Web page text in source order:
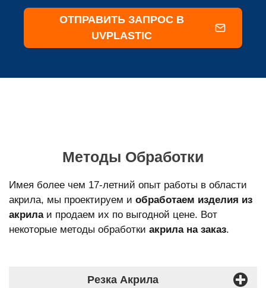
ОТПРАВИТЬ ЗАПРОС В
UVPLASTIC
Методы Обработки
Имея более чем 17-летний опыт работы в области
акрила, мы проектируем и обработаем изделия из
акрилаи продаем их по выгодной цене. Вот
некоторые методы обработки акрила на заказ.
Резка Акрила